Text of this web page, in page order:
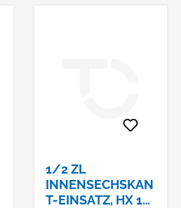
1/2 ZL
INNENSECHSKAN
T-EINSATZ, HX 19